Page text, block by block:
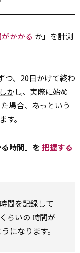
かかる か」を計測
つ、20日かけて終わ
しかし、実際に始め
場合、あっという
。
時間」を 把握する
間を記録して
らいの 時間が
になります。